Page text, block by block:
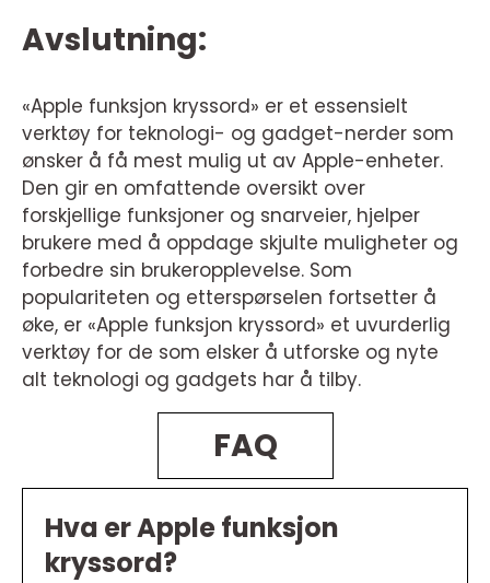
Avslutning:
«Apple funksjon kryssord» er et essensielt
verktøy for teknologi- og gadget-nerder som
ønsker å få mest mulig ut av Apple-enheter.
Den gir en omfattende oversikt over
forskjellige funksjoner og snarveier, hjelper
brukere med å oppdage skjulte muligheter og
forbedre sin brukeropplevelse. Som
populariteten og etterspørselen fortsetter å
øke, er «Apple funksjon kryssord» et uvurderlig
verktøy for de som elsker å utforske og nyte
alt teknologi og gadgets har å tilby.
FAQ
Hva er Apple funksjon
kryssord?